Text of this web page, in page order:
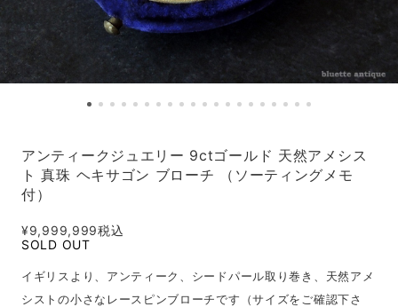
アンティークジュエリー 9ctゴールド 天然アメシス
ト 真珠 ヘキサゴン ブローチ （ソーティングメモ
付）
¥9,999,999税込
SOLD OUT
イギリスより、アンティーク、シードパール取り巻き、天然アメ
シストの小さなレースピンブローチです（サイズをご確認下さ